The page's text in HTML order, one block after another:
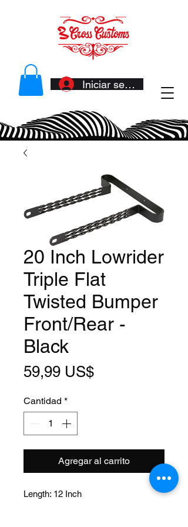
Iniciar sesión
20 Inch Lowrider
Triple Flat
Twisted Bumper
Front/Rear -
Black
59,99 US$Precio
Cantidad *
Agregar al carrito
Length: 12 Inch